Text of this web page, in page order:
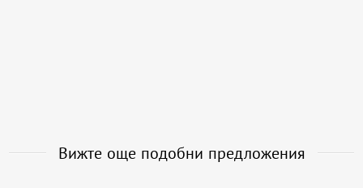
Вижте още подобни предложения